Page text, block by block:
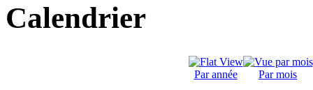
Calendrier
Par année Par mois